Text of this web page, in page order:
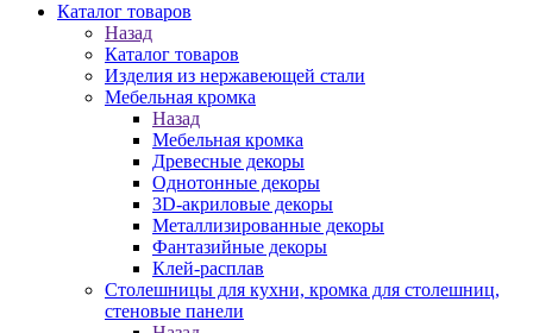
Каталог товаров
Назад
Каталог товаров
Изделия из нержавеющей стали
Мебельная кромка
Назад
Мебельная кромка
Древесные декоры
Однотонные декоры
3D-акриловые декоры
Металлизированные декоры
Фантазийные декоры
Клей-расплав
Столешницы для кухни, кромка для столешниц,
стеновые панели